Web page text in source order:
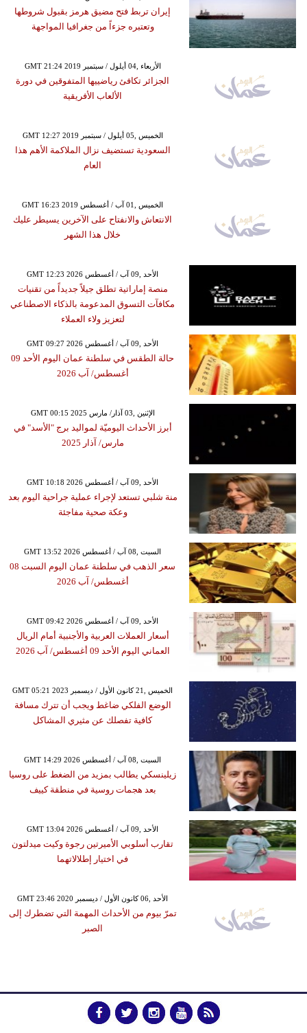
إيران تربط فتح مضيق هرمز بقبول شروطها
وتعتبره جزءاً من جغرافيا المواجهة
GMT 21:24 2019 الأربعاء ,04 أيلول / سبتمبر
الجزائر تكافئ رياضييها المتفوقين في دورة
الألعاب الأفريقية
GMT 12:27 2019 الخميس ,05 أيلول / سبتمبر
السعودية تستضيف نزال الملاكمة الأهم هذا
العام
GMT 16:23 2019 الخميس ,01 آب / أغسطس
الانتعاش والانفتاح على الآخرين يسيطر عليك
خلال هذا الشهر
GMT 12:23 2026 الأحد ,09 آب / أغسطس
منصة إماراتية تطلق جيلاً جديداً من تقنيات
مكافآت التسوق المدعومة بالذكاء الاصطناعي
لتعزيز ولاء العملاء
GMT 09:27 2026 الأحد ,09 آب / أغسطس
حالة الطقس في سلطنة عمان اليوم الأحد 09
أغسطس/ آب 2026
GMT 00:15 2025 الإثنين ,03 آذار/ مارس
أبرز الأحداث اليوميّة لمواليد برج "الأسد" في
مارس/ آذار 2025
GMT 10:18 2026 الأحد ,09 آب / أغسطس
منة شلبي تستعد لإجراء عملية جراحية اليوم بعد
وعكة صحية مفاجئة
GMT 13:52 2026 السبت ,08 آب / أغسطس
سعر الذهب في سلطنة عمان اليوم السبت 08
أغسطس/ آب 2026
GMT 09:42 2026 الأحد ,09 آب / أغسطس
أسعار العملات العربية والأجنبية أمام الريال
العماني اليوم الأحد 09 أغسطس/ آب 2026
GMT 05:21 2023 الخميس ,21 كانون الأول / ديسمبر
الوضع الفلكي ضاغط ويجب أن تترك مسافة
كافية تفصلك عن مثيري المشاكل
GMT 14:29 2026 السبت ,08 آب / أغسطس
زيلينسكي يطالب بمزيد من الضغط على روسيا
بعد هجمات روسية في منطقة كييف
GMT 13:04 2026 الأحد ,09 آب / أغسطس
تقارب أسلوبي الأميرتين رجوة وكيت ميدلتون
في اختيار إطلالاتهما
GMT 23:46 2020 الأحد ,06 كانون الأول / ديسمبر
تمرّ بيوم من الأحداث المهمة التي تضطرك إلى
الصبر